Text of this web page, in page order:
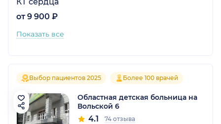
от 9 900 ₽
Показать все
Выбор пациентов 2025 Более 100 врачей
Областная детская больница на
Вольской 6
4.1 74 отзыва